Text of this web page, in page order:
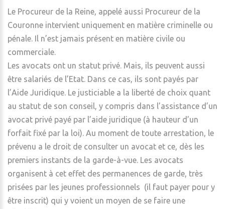
Le Procureur de la Reine, appelé aussi Procureur de la
Couronne intervient uniquement en matière criminelle ou
pénale. Il n’est jamais présent en matière civile ou
commerciale.
Les avocats ont un statut privé. Mais, ils peuvent aussi
être salariés de l’Etat. Dans ce cas, ils sont payés par
l’Aide Juridique. Le justiciable a la liberté de choix quant
au statut de son conseil, y compris dans l’assistance d’un
avocat privé payé par l’aide juridique (à hauteur d’un
forfait fixé par la loi). Au moment de toute arrestation, le
prévenu a le droit de consulter un avocat et ce, dès les
premiers instants de la garde-à-vue. Les avocats
organisent à cet effet des permanences de garde, très
prisées par les jeunes professionnels (il faut payer pour y
être inscrit) qui y voient un moyen de se faire une